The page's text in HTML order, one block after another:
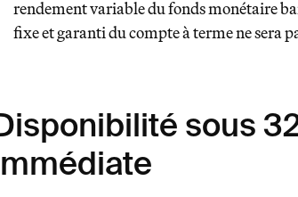
Compte à terme
rendement variable du fonds monétaire
fixe et garanti du compte à terme ne sera
sous